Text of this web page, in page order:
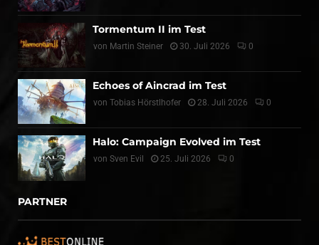
Tormentum II im Test
von Martin Steiner 30. Juli 2026 0
Echoes of Aincrad im Test
von Tobias Hörstlhofer 28. Juli 2026 0
Halo: Campaign Evolved im Test
von Sven Evil 25. Juli 2026 0
PARTNER